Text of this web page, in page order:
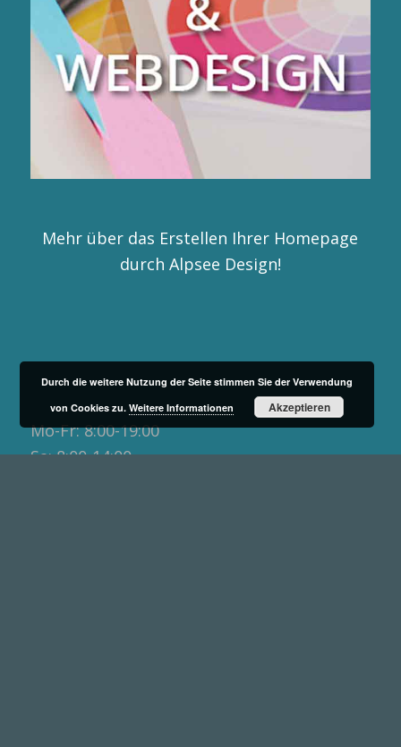
Mehr über das Erstellen Ihrer Homepage
durch Alpsee Design!
Our Office Hours
Mo-Fr: 8:00-19:00
Sa: 8:00-14:00
Durch die weitere Nutzung der Seite stimmen Sie der Verwendung
von Cookies zu.Weitere Informationen Akzeptieren